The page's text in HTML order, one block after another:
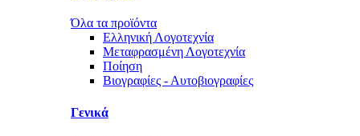
Όλα τα προϊόντα
Ελληνική Λογοτεχνία
Μεταφρασμένη Λογοτεχνία
Ποίηση
Βιογραφίες - Αυτοβιογραφίες
Γενικά